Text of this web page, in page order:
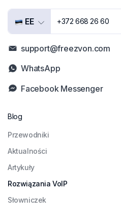
EE +372 668 26 60
support@freezvon.com
Facebook Messenger
WhatsApp
Blog
Przewodniki
Aktualności
Artykuły
Rozwiązania VoIP
Słowniczek